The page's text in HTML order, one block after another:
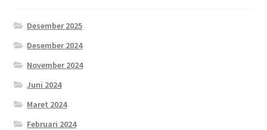
Desember 2025
Desember 2024
November 2024
Juni 2024
Maret 2024
Februari 2024